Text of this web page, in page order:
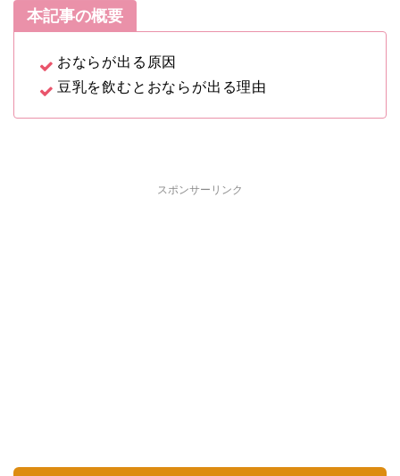
本記事の概要
おならが出る原因
豆乳を飲むとおならが出る理由
スポンサーリンク